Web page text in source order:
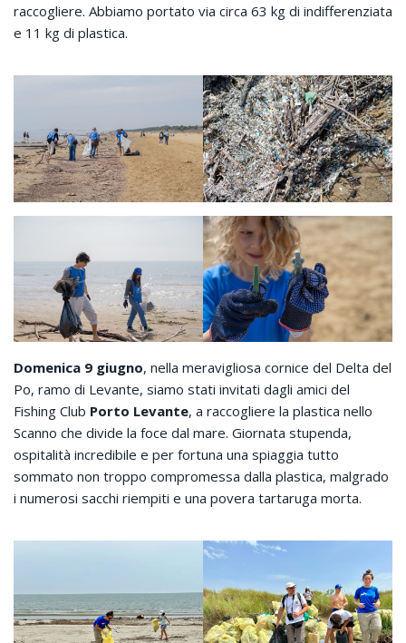
raccogliere. Abbiamo portato via circa 63 kg di indifferenziata
e 11 kg di plastica.
Domenica 9 giugno, nella meravigliosa cornice del Delta del
Po, ramo di Levante, siamo stati invitati dagli amici del
Fishing Club Porto Levante, a raccogliere la plastica nello
Scanno che divide la foce dal mare. Giornata stupenda,
ospitalità incredibile e per fortuna una spiaggia tutto
sommato non troppo compromessa dalla plastica, malgrado
i numerosi sacchi riempiti e una povera tartaruga morta.